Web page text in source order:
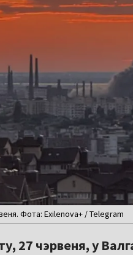
Фота: Exilenova+ / Telegram
27 чэрвеня, у